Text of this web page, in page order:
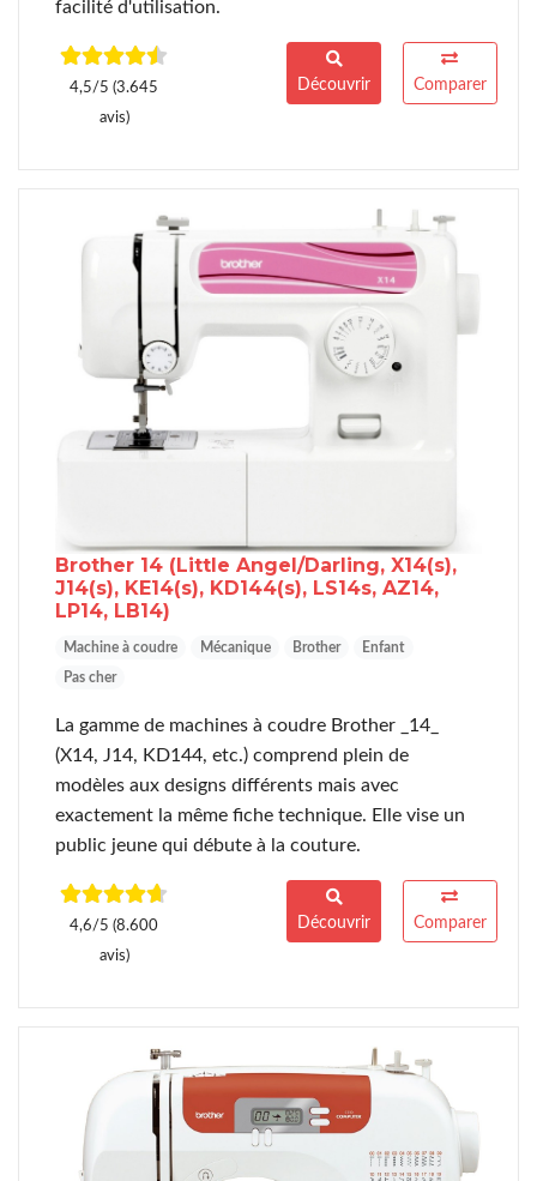
facilité d'utilisation.
4,5/5 (3.645
avis)
Découvrir Comparer
Brother 14 (Little Angel/Darling, X14(s),
J14(s), KE14(s), KD144(s), LS14s, AZ14,
LP14, LB14)
Machine à coudre Mécanique Brother Enfant
Pas cher
La gamme de machines à coudre Brother _14_
(X14, J14, KD144, etc.) comprend plein de
modèles aux designs différents mais avec
exactement la même fiche technique. Elle vise un
public jeune qui débute à la couture.
4,6/5 (8.600
avis)
Découvrir Comparer